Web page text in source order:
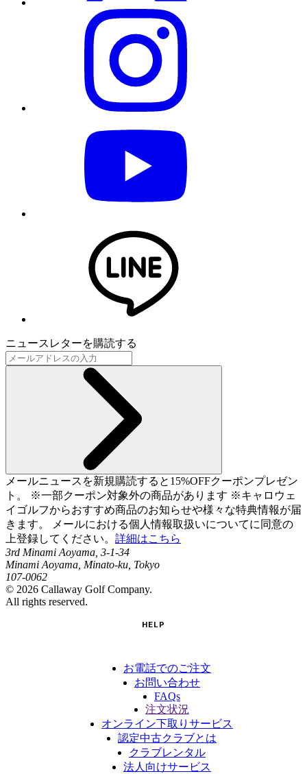
ニュースレターを購読する
メールニュースを新規購読すると15%OFFクーポンプレゼン
ト。 ※一部クーポン対象外の商品があります ※キャロウェ
イゴルフからおすすめ商品のお知らせや様々な特典情報が届
きます。 メールにおける個人情報取扱いについてに同意の
上登録してください。 詳細はこちら
3rd Minami Aoyama, 3-1-34
Minami Aoyama, Minato-ku, Tokyo
107-0062
© 2026 Callaway Golf Company.
All rights reserved.
HELP
お電話でのご注文
お問い合わせ
FAQs
注文状況
オンライン下取りサービス
認定中古クラブとは
クラブレンタル
法人向けサービス